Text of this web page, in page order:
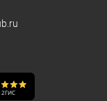
2ГИС